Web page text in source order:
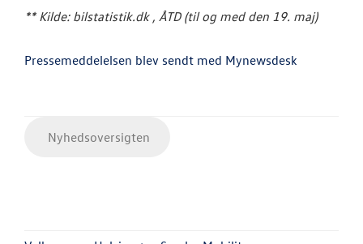
** Kilde: bilstatistik.dk , ÅTD (til og med den 19. maj)
Pressemeddelelsen blev sendt med Mynewsdesk
Nyhedsoversigten